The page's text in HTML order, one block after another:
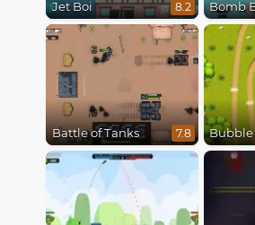
Jet Boi 8.2 Bomb
Battle of Tanks 7.8